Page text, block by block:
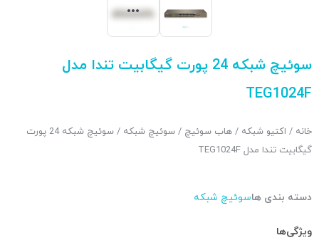
سوئیچ شبکه 24 پورت گیگابیت تندا مدل
TEG1024F
خانه / اکتیو شبکه / هاب سوئیچ / سوئیچ شبکه
/ سوئیچ شبکه 24 پورت
گیگابیت تندا مدل TEG1024F
دسته بندی هاسوئیچ شبکه
ویژگی‌ها